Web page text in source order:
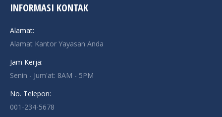
INFORMASI KONTAK
Alamat:
Alamat Kantor Yayasan Anda
Jam Kerja:
Senin - Jum'at: 8AM - 5PM
No. Telepon:
001-234-5678